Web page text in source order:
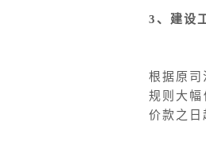
3、建设
根据原司
规则大
价款之日